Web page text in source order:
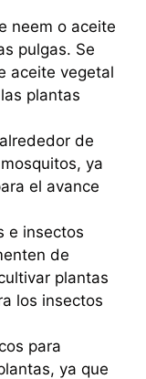
neem o aceite
pulgas. Se
aceite vegetal
plantas
de
ya
el avance
e insectos
de
plantas
los insectos
para
ya que